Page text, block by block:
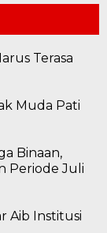
Terasa
Muda Pati
Binaan,
Periode Juli
Aib Institusi